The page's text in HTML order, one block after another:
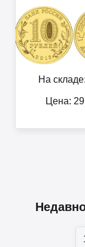
На
Цена: 29